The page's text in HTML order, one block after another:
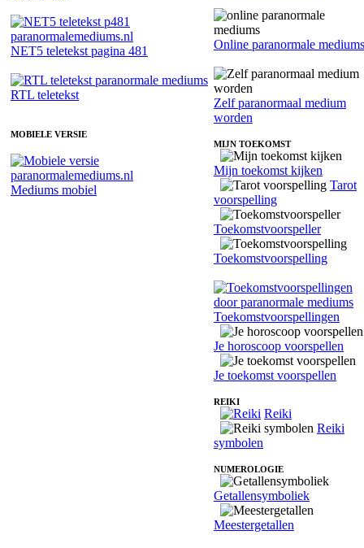
NET5 teletekst pagina 481
RTL teletekst
MOBIELE VERSIE
Mediums mobiel
Online paranormale mediums
Zelf paranormaal medium
worden
MIJN TOEKOMST
Mijn toekomst kijken
Tarot
voorspelling
Toekomstvoorspeller
Toekomstvoorspelling
Toekomstvoorspellingen
Je horoscoop voorspellen
Je toekomst voorspellen
REIKI
Reiki
Reiki
symbolen
NUMEROLOGIE
Getallensymboliek
Meestergetallen